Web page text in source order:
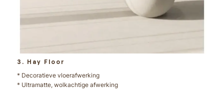
3. Hay Floor
* Decoratieve vloerafwerking
* Ultramatte, wolkachtige afwerking